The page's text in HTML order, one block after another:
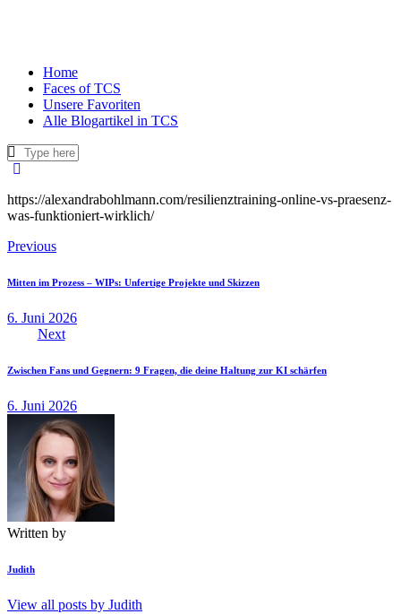
Home
Faces of TCS
Unsere Favoriten
Alle Blogartikel in TCS
https://alexandrabohlmann.com/resilienztraining-online-vs-praesenz-
was-funktioniert-wirklich/
Previous
Mitten im Prozess – WIPs: Unfertige Projekte und Skizzen
6. Juni 2026
Next
Zwischen Fans und Gegnern: 9 Fragen, die deine Haltung zur KI schärfen
6. Juni 2026
Written by
Judith
View all posts by Judith